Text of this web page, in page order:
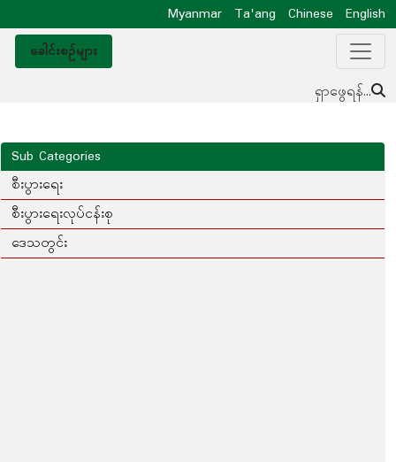
Myanmar Ta'ang Chinese
English
ခေါင်းစဥ်များ
ရှာဖွေရန်...
Sub Categories
စီးပွားရေး
စီးပွားရေးလုပ်ငန်းစု
ဒေသတွင်း